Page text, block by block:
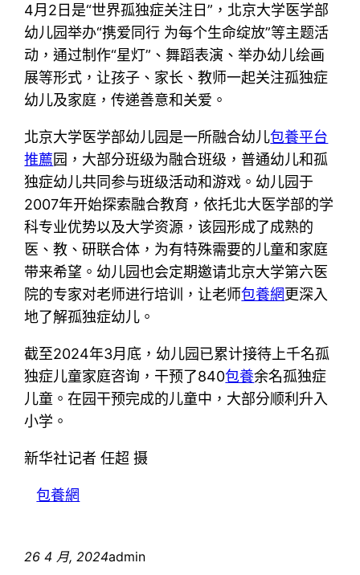
4月2日是“世界孤独症关注日”，北京大学医学部
幼儿园举办“携爱同行 为每个生命绽放”等主题活
动，通过制作“星灯”、舞蹈表演、举办幼儿绘画
展等形式，让孩子、家长、教师一起关注孤独症
幼儿及家庭，传递善意和关爱。
北京大学医学部幼儿园是一所融合幼儿包養平台
推薦园，大部分班级为融合班级，普通幼儿和孤
独症幼儿共同参与班级活动和游戏。幼儿园于
2007年开始探索融合教育，依托北大医学部的学
科专业优势以及大学资源，该园形成了成熟的
医、教、研联合体，为有特殊需要的儿童和家庭
带来希望。幼儿园也会定期邀请北京大学第六医
院的专家对老师进行培训，让老师包養網更深入
地了解孤独症幼儿。
截至2024年3月底，幼儿园已累计接待上千名孤
独症儿童家庭咨询，干预了840包養余名孤独症
儿童。在园干预完成的儿童中，大部分顺利升入
小学。
新华社记者 任超 摄
包養網
26 4 月, 2024admin